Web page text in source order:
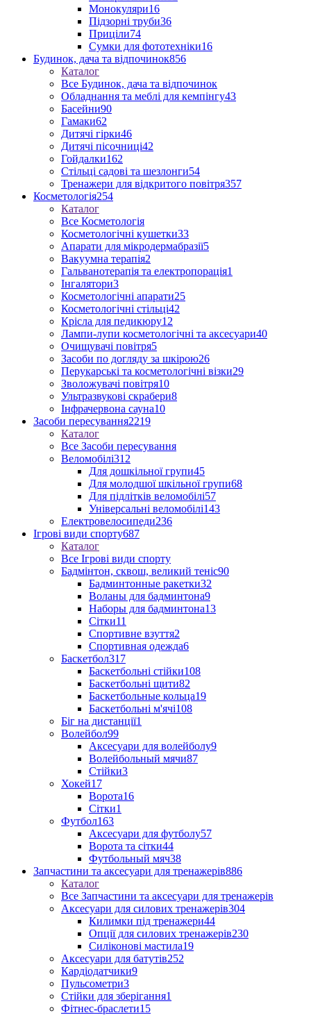
Монокуляри16
Підзорні труби36
Приціли74
Сумки для фототехніки16
Будинок, дача та відпочинок856
Каталог
Все Будинок, дача та відпочинок
Обладнання та меблі для кемпінгу43
Басейни90
Гамаки62
Дитячі гірки46
Дитячі пісочниці42
Гойдалки162
Стільці садові та шезлонги54
Тренажери для відкритого повітря357
Косметологія254
Каталог
Все Косметологія
Косметологічні кушетки33
Апарати для мікродермабразії5
Вакуумна терапія2
Гальванотерапія та електропорація1
Інгалятори3
Косметологічні апарати25
Косметологічні стільці42
Крісла для педикюру12
Лампи-лупи косметологічні та аксесуари40
Очищувачі повітря5
Засоби по догляду за шкірою26
Перукарські та косметологічні візки29
Зволожувачі повітря10
Ультразвукові скрабери8
Інфрачервона сауна10
Засоби пересування2219
Каталог
Все Засоби пересування
Веломобілі312
Для дошкільної групи45
Для молодшої шкільної групи68
Для підлітків веломобілі57
Універсальні веломобілі143
Електровелосипеди236
Ігрові види спорту687
Каталог
Все Ігрові види спорту
Бадмінтон, сквош, великий теніс90
Бадминтонные ракетки32
Воланы для бадминтона9
Наборы для бадминтона13
Сітки11
Спортивне взуття2
Спортивная одежда6
Баскетбол317
Баскетбольні стійки108
Баскетбольні щити82
Баскетбольные кольца19
Баскетбольні м'ячі108
Біг на дистанції1
Волейбол99
Аксесуари для волейболу9
Волейбольный мячи87
Стійки3
Хокей17
Ворота16
Сітки1
Футбол163
Аксесуари для футболу57
Ворота та сітки44
Футбольный мяч38
Запчастини та аксесуари для тренажерів886
Каталог
Все Запчастини та аксесуари для тренажерів
Аксесуари для силових тренажерів304
Килимки під тренажери44
Опції для силових тренажерів230
Силіконові мастила19
Аксесуари для батутів252
Кардіодатчики9
Пульсометри3
Стійки для зберігання1
Фітнес-браслети15